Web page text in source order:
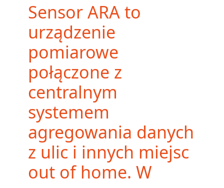
Sensor ARA to
urządzenie
pomiarowe
połączone z
centralnym
systemem
agregowania danych
z ulic i innych miejsc
out of home. W